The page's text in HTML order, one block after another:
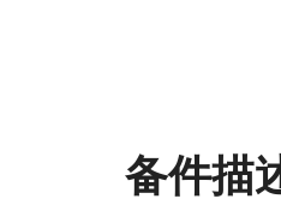
备件描